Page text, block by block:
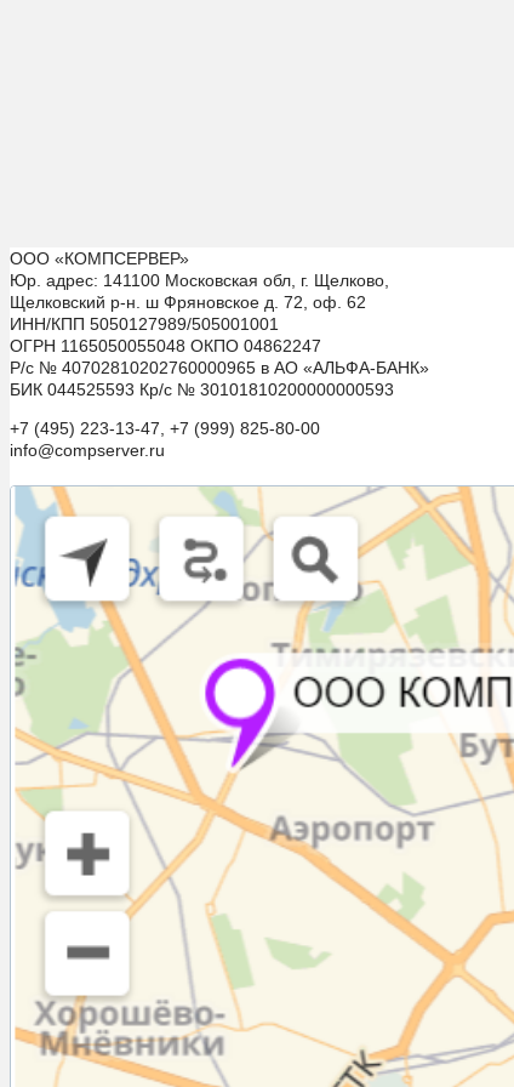
ООО «КОМПСЕРВЕР»
Юр. адрес: 141100 Московская обл, г. Щелково,
Щелковский р-н. ш Фряновское д. 72, оф. 62
ИНН/КПП 5050127989/505001001
ОГРН 1165050055048 ОКПО 04862247
Р/с № 40702810202760000965 в АО «АЛЬФА-БАНК»
БИК 044525593 Кр/с № 30101810200000000593
+7 (495) 223-13-47, +7 (999) 825-80-00
info@compserver.ru